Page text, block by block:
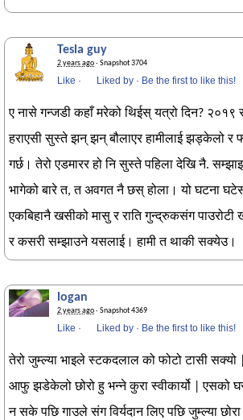
Tesla guy
2 years ago· Snapshot 3704
Like · Liked by · Be the first to like this!
ए नासे गन्जडी कहाँ मरेको थिईस् यत्रो दिन?
हराएसी सुस्ते झन् झन् बौलाएर हामीलाई झड्केलो र
गर्छ। तेरो एडमारर हो नि सुस्ते पहिला देखि नै.
भागेको बारे त, त अवगत नै छस् होला। यो घटना
एकबिहानै खसीको मासु र राति गुन्द्रुकसंग
र कसरी सम्झाउने यसलाई। हामी त थाकी सक्येउ।
logan
2 years ago· Snapshot 4369
Like · Liked by · Be the first to like this!
तेरो जुम्ल्या भाइले स्टकदलाल को फोटो टासी सक्यो
आफु झडेकेलो छोरो हु भन्ने कुरा स्वीकार्यो | एसको
न सके पछि गाउले संग विर्यदान लिए पछि जुम्ल्या